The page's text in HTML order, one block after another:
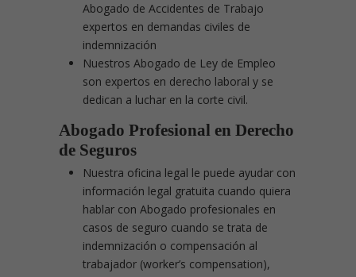
Abogado de Accidentes de Trabajo
expertos en demandas civiles de
indemnización
Nuestros Abogado de Ley de Empleo
son expertos en derecho laboral y se
dedican a luchar en la corte civil.
Abogado Profesional en Derecho
de Seguros
Nuestra oficina legal le puede ayudar con
información legal gratuita cuando quiera
hablar con Abogado profesionales en
casos de seguro cuando se trata de
indemnización o compensación al
trabajador (worker’s compensation),